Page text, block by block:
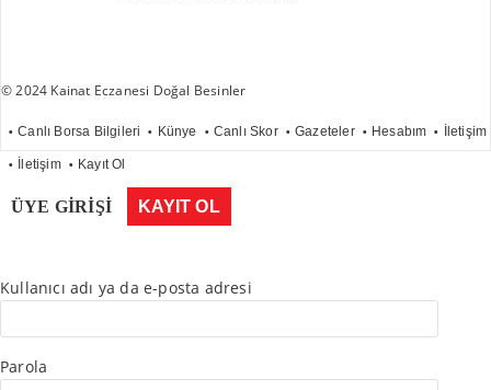
© 2024 Kainat Eczanesi Doğal Besinler
Canlı Borsa Bilgileri Künye Canlı Skor Gazeteler Hesabım İletişim
İletişim Kayıt Ol
ÜYE GİRİŞİ KAYIT OL
Kullanıcı adı ya da e-posta adresi
Parola